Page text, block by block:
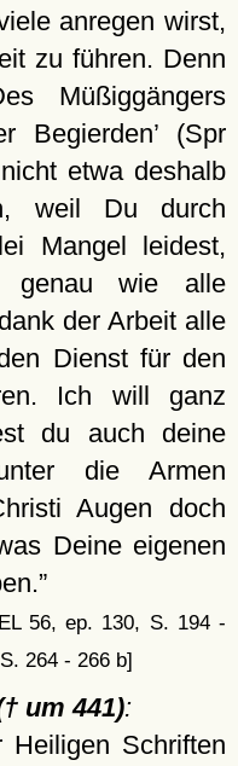
anregen wirst,
zu führen. Denn
Müßiggängers
Begierden(Spr
etwa deshalb
weil Du durch
Mangel leidest,
genau wie alle
der Arbeit alle
Dienst für den
Ich will ganz
du auch deine
die Armen
Augen doch
Deine eigenen
56, ep. 130, S. 194 -
264 - 266 b]
um 441):
Schriften